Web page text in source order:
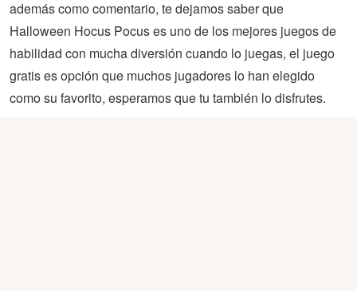
además como comentario, te dejamos saber que
Halloween Hocus Pocus es uno de los mejores juegos de
habilidad con mucha diversión cuando lo juegas, el juego
gratis es opción que muchos jugadores lo han elegido
como su favorito, esperamos que tu también lo disfrutes.